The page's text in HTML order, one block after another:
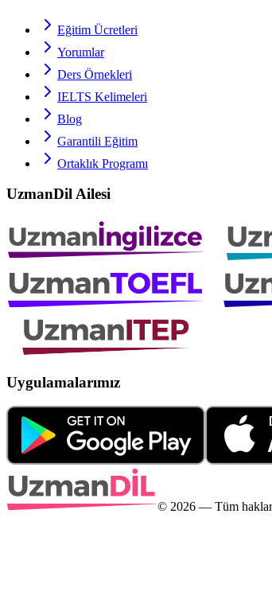
Eğitim Ücretleri
Yorumlar
Ders Örnekleri
IELTS Kelimeleri
Blog
Garantili Eğitim
Ortaklık Programı
UzmanDil Ailesi
Uygulamalarımız
© 2026 — Tüm